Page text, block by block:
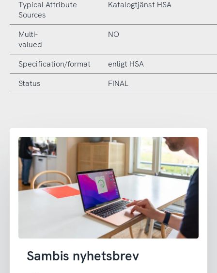
Typical Attribute
Sources
Katalogtjänst HSA
Multi-
valued
NO
Specification/format
enligt HSA
Status
FINAL
Sambis nyhetsbrev